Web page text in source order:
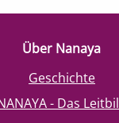
Über Nanaya
Geschichte
- Das